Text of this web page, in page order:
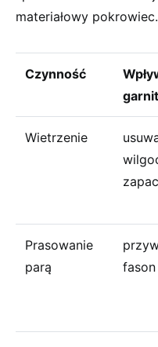
materiałowy pokrowiec.
Czynność
Wietrzenie
Prasowanie
parą
fason